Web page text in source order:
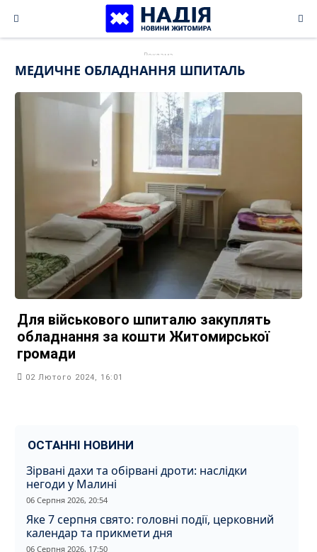
content
МЕДИЧНЕ ОБЛАДНАННЯ ШПИТАЛЬ
Для військового шпиталю закуплять
обладнання за кошти Житомирської
громади
02 Лютого 2024, 16:01
ОСТАННІ НОВИНИ
Зірвані дахи та обірвані дроти: наслідки
негоди у Малині
06 Серпня 2026, 20:54
Яке 7 серпня свято: головні події, церковний
календар та прикмети дня
06 Серпня 2026, 17:50